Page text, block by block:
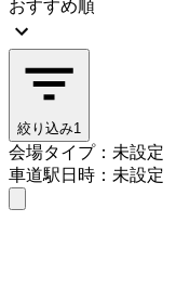
おすすめ順
絞り込み1
会場タイプ：未設定
車道駅日時：未設定